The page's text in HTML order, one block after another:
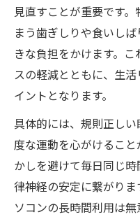
見直すことが重要です
まう歯ぎしりや食いし
きな負担をかけます。
スの軽減とともに、生
イントとなります。
具体的には、規則正し
度な運動を心がけるこ
かしを避けて毎日同じ
律神経の安定に繋がり
ソコンの長時間利用は